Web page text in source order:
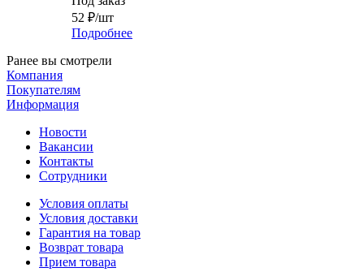
52 ₽/шт
Подробнее
Ранее вы смотрели
Компания
Покупателям
Информация
Новости
Вакансии
Контакты
Сотрудники
Условия оплаты
Условия доставки
Гарантия на товар
Возврат товара
Прием товара